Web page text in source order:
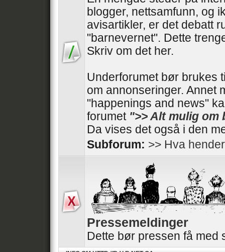
blogger, nettsamfunn, og
avisartikler, er det debatt
"barnevernet". Dette
Skriv om det her.
Underforumet bør brukes
om annonseringer. Annet
"happenings and news"
forumet ">> Alt mulig
Da vises det også i den
Subforum: >> Hva
Pressemeldinger
Dette bør pressen få med